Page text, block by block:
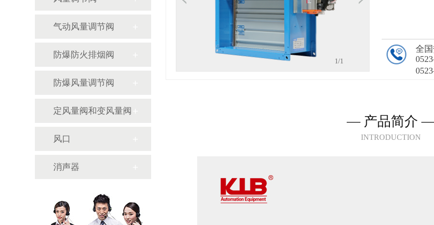
气动风量调节阀
防爆防火排烟阀
防爆风量调节阀
定风量阀和变风量阀
风口
消声器
1/1
全
— 产品简介
INTRODUCTION